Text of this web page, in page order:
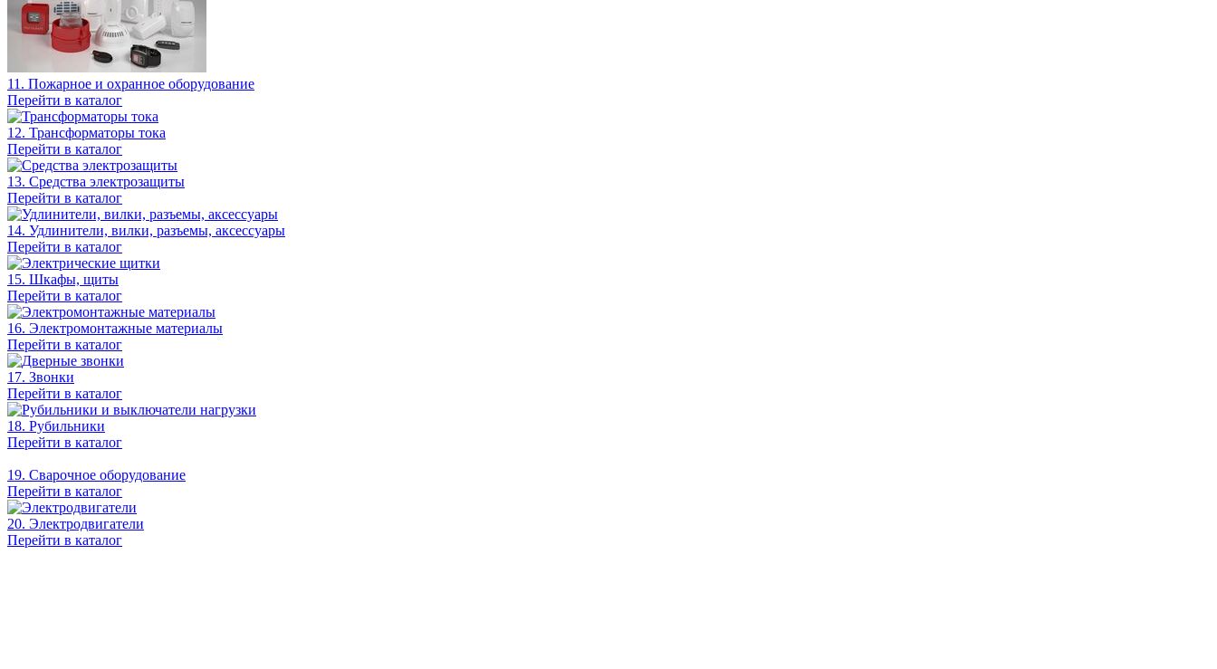
11. Пожарное и охранное оборудование
Перейти в каталог
12. Трансформаторы тока
Перейти в каталог
13. Средства электрозащиты
Перейти в каталог
14. Удлинители, вилки, разъемы, аксессуары
Перейти в каталог
15. Шкафы, щиты
Перейти в каталог
16. Электромонтажные материалы
Перейти в каталог
17. Звонки
Перейти в каталог
18. Рубильники
Перейти в каталог
19. Сварочное оборудование
Перейти в каталог
20. Электродвигатели
Перейти в каталог